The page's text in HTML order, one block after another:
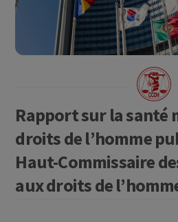
Rapport sur la santé
droits de l’homme
Haut-Commissaire
aux droits de